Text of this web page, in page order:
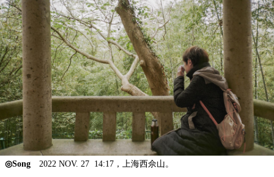
◎Song 2022 NOV. 27 14:17，上海西佘山。